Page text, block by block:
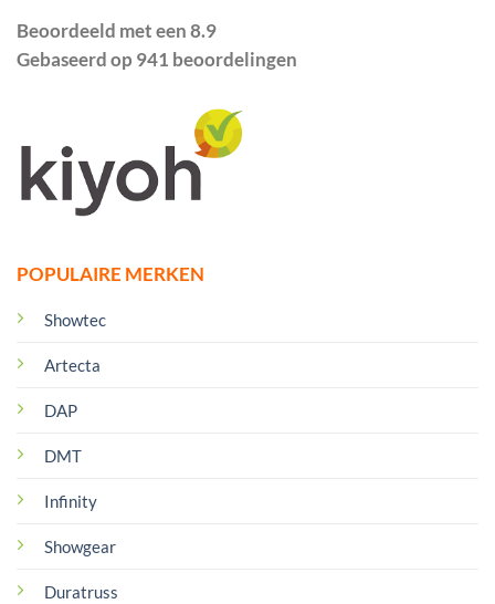
POPULAIRE MERKEN
Showtec
Artecta
DAP
DMT
Infinity
Showgear
Duratruss
Beoordeeld met een 8.9
Gebaseerd op 941 beoordelingen